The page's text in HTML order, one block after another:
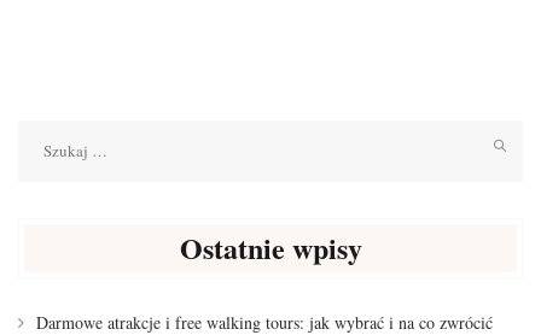
Ostatnie wpisy
Darmowe atrakcje i free walking tours: jak wybrać i na co zwrócić